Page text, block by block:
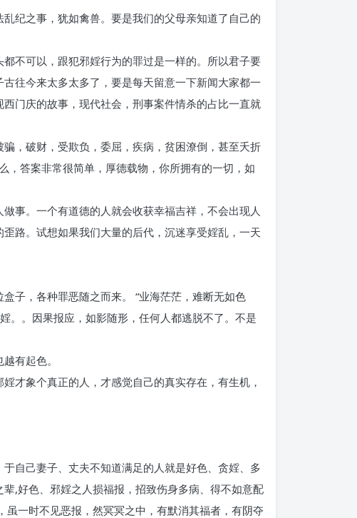
纪之事，犹如禽兽。要是我们的父母亲知道了自己的
不可以，跟犯邪婬行为的罪过是一样的。所以君子要
往今来太多太多了，要是每天留意一下新闻大家都一
门庆的故事，现代社会，刑事案件情杀的占比一直就
，破财，受欺负，委屈，疾病，贫困潦倒，甚至夭折
，答案非常很简单，厚德载物，你所拥有的一切，如
事。一个有道德的人就会收获幸福吉祥，不会出现人
路。试想如果我们大量的后代，沉迷享受婬乱，一天
子，各种罪恶随之而来。 “业海茫茫，难断无如色
。。因果报应，如影随形，任何人都逃脱不了。不是
有起色。
才象个真正的人，才感觉自己的真实存在，有生机，
自己妻子、丈夫不知道满足的人就是好色、贪婬、多
,好色、邪婬之人损福报，招致伤身多病、得不如意配
一时不见恶报，然冥冥之中，有默消其福者，有阴夺